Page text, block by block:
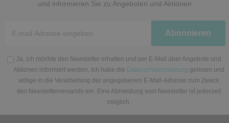
und informieren Sie zu Angeboten und Aktionen
Honig
Abonnieren
Ja, ich möchte den Newsletter erhalten und per E-Mail über Angebote und
Aktionen informiert werden. Ich habe die Datenschutzerklärung gelesen und
willige in die Verarbeitung der angegebenen E-Mail-Adresse zum Zweck
des Newsletterversands ein. Eine Abmeldung vom Newsletter ist jederzeit
möglich.